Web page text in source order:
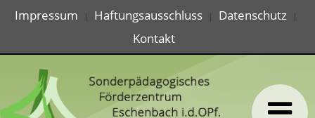
Impressum | Haftungsausschluss | Datenschutz |
Kontakt